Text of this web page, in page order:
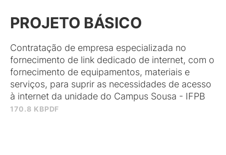
170.8 KBPDF
PROJETO BÁSICO
Contratação de empresa especializada no
fornecimento de link dedicado de internet, com o
fornecimento de equipamentos, materiais e
serviços, para suprir as necessidades de acesso
à internet da unidade do Campus Sousa - IFPB